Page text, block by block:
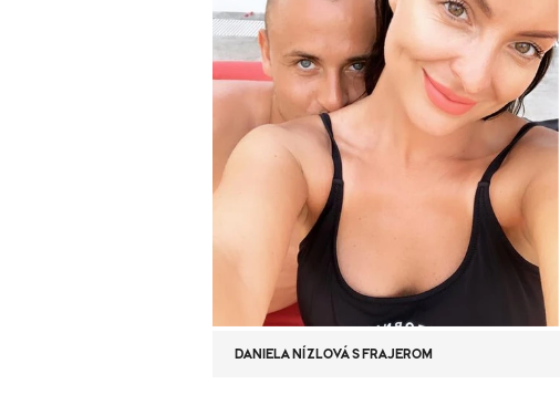
DANIELA NÍZLOVÁ S FRAJEROM